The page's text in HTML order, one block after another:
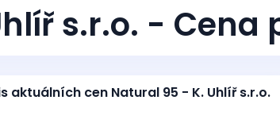
s.r.o. -
aktuálních cen Natural 95 - K. Uhlíř s.r.o.